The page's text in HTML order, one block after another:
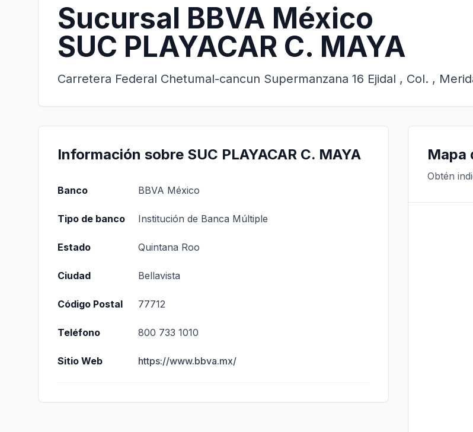
Sucursal BBVA México
SUC PLAYACAR C. MAYA
Carretera Federal Chetumal-cancun Supermanzana 16 Ejidal , Col. ,
Información sobre SUC PLAYACAR C. MAYA
Banco BBVA México
Tipo de banco Institución de Banca Múltiple
Estado Quintana Roo
Ciudad Bellavista
Código Postal 77712
Teléfono 800 733 1010
Sitio Web https://www.bbva.mx/
Mapa
Obtén